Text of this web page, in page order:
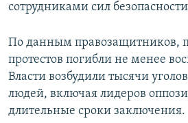
сотрудниками сил
По данным правозащитников,
протестов погибли не менее
Власти возбудили тысячи
людей, включая лидеров
длительные сроки заключения.